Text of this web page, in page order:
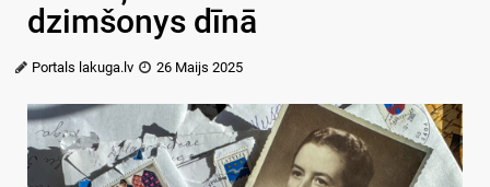
dzimšonys dīnā
Portals lakuga.lv 26 Maijs 2025